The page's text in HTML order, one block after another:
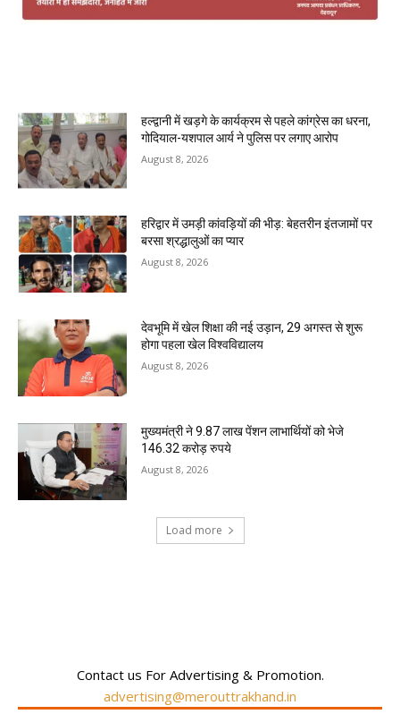
हल्द्वानी में खड़गे के कार्यक्रम से पहले कांग्रेस का धरना,
गोदियाल-यशपाल आर्य ने पुलिस पर लगाए आरोप
August 8, 2026
हरिद्वार में उमड़ी कांवड़ियों की भीड़: बेहतरीन इंतजामों पर
बरसा श्रद्धालुओं का प्यार
August 8, 2026
देवभूमि में खेल शिक्षा की नई उड़ान, 29 अगस्त से शुरू
होगा पहला खेल विश्वविद्यालय
August 8, 2026
मुख्यमंत्री ने 9.87 लाख पेंशन लाभार्थियों को भेजे
146.32 करोड़ रुपये
August 8, 2026
Load more
Contact us For Advertising & Promotion.
advertising@merouttrakhand.in